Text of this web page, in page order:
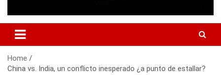
Home
China vs. India, un conflicto inesperado ¿a punto de estallar?